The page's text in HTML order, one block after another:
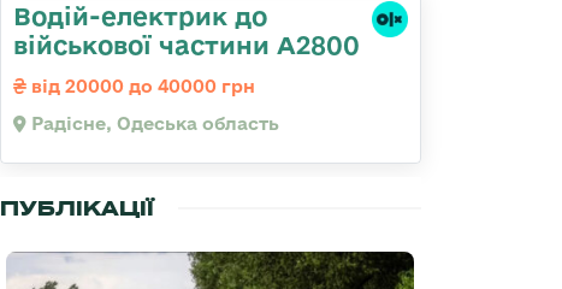
Водій-електрик до
військової частини А2800
від 20000 до 40000 грн
Радісне, Одеська область
ПУБЛІКАЦІЇ